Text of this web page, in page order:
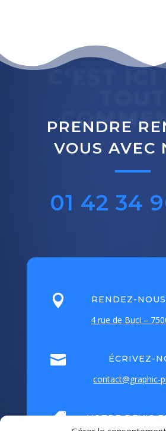
C’EST ICI
PRENDRE
VOUS AVEC
01 42 34
 RENDEZ-
4 rue de Buci –
 ÉCRIVEZ-
contact@graphic-
 VOTRE DEVIS